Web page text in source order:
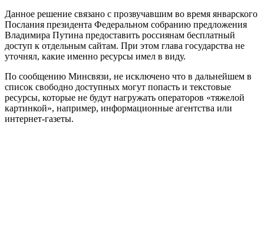
Данное решение связано с прозвучавшим во время январского
Послания президента Федеральном собранию предложения
Владимира Путина предоставить россиянам бесплатный
доступ к отдельным сайтам. При этом глава государства не
уточнял, какие именно ресурсы имел в виду.
По сообщению Минсвязи, не исключено что в дальнейшем в
список свободно доступных могут попасть и текстовые
ресурсы, которые не будут нагружать операторов «тяжелой
картинкой», например, информационные агентства или
интернет-газеты.